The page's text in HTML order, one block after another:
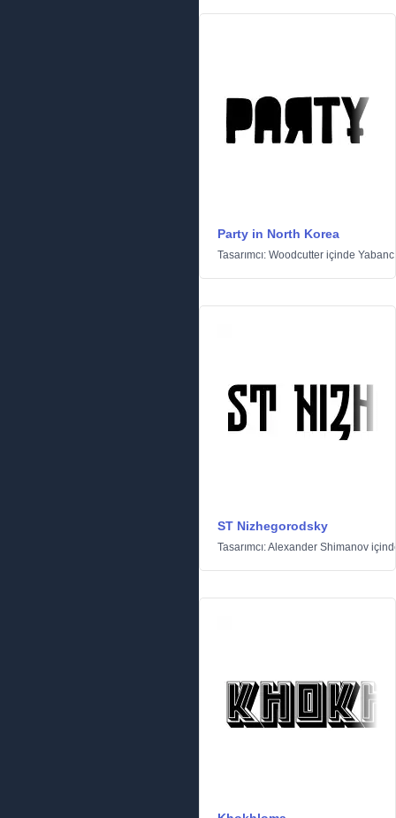
Party in North Korea
Tasarımcı: Woodcutter içinde Yabancı
ST Nizhegorodsky
Tasarımcı:Alexander Shimanov